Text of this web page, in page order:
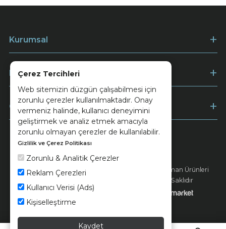
Çerez Tercihleri
Web sitemizin düzgün çalışabilmesi için
zorunlu çerezler kullanılmaktadır. Onay
vermeniz halinde, kullanıcı deneyimini
geliştirmek ve analiz etmek amacıyla
zorunlu olmayan çerezler de kullanılabilir.
Gizlilik ve Çerez Politikası
Zorunlu & Analitik Çerezler
Reklam Çerezleri
Kullanıcı Verisi (Ads)
Kişiselleştirme
Kaydet
Kurumsal
Müşteri Hizmetleri
Ödeme
© 2026 Ünsa Madencilik Turizm Enerji Seramik Orman Ürünleri
Elektrik Üretim San. ve Tic. A.Ş. - Tüm Hakları Saklıdır